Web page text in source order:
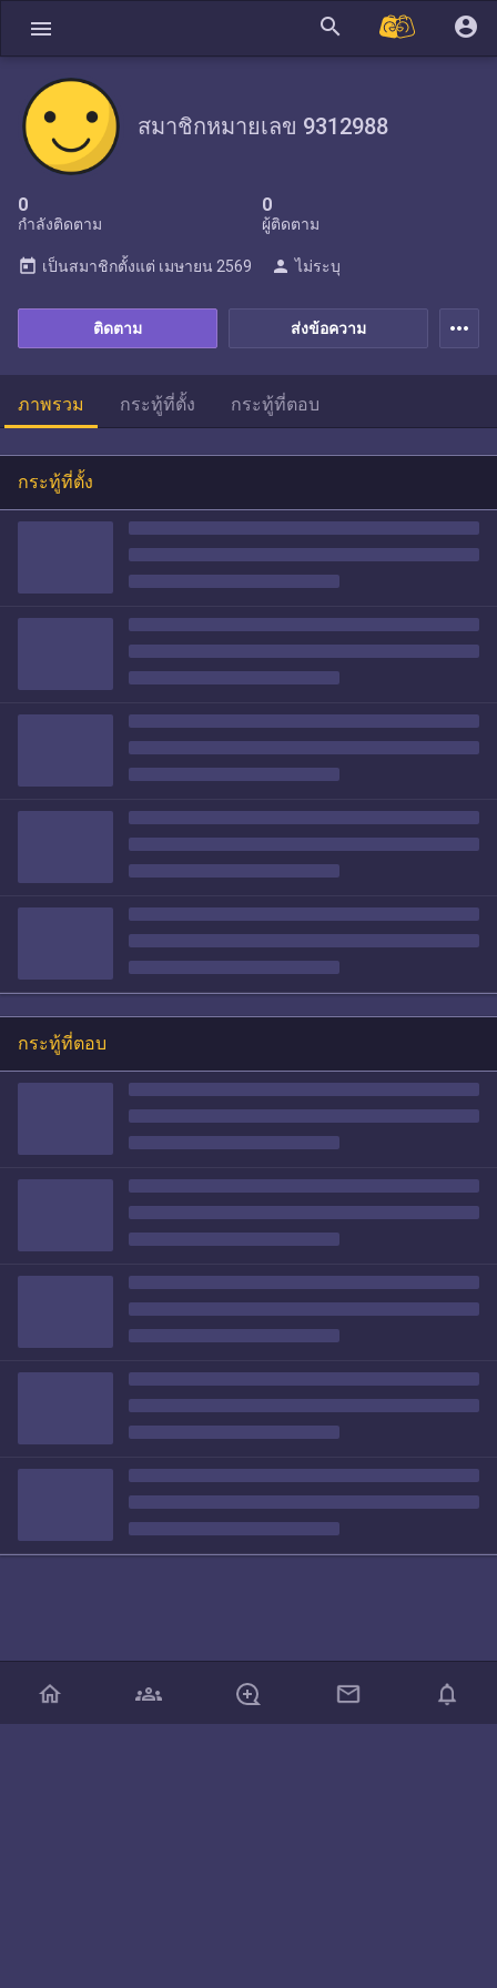
menu search account_circle
สมาชิกหมายเลข 9312988
0
กำลังติดตาม
0
ผู้ติดตาม
ส่งข้อความ
ติดตาม
today เป็นสมาชิกตั้งแต่ เมษายน 2569 person ไม่ระบุ
more_horiz
ภาพรวม กระทู้ที่ตั้ง กระทู้ที่ตอบ
กระทู้ที่ตั้ง
กระทู้ที่ตอบ